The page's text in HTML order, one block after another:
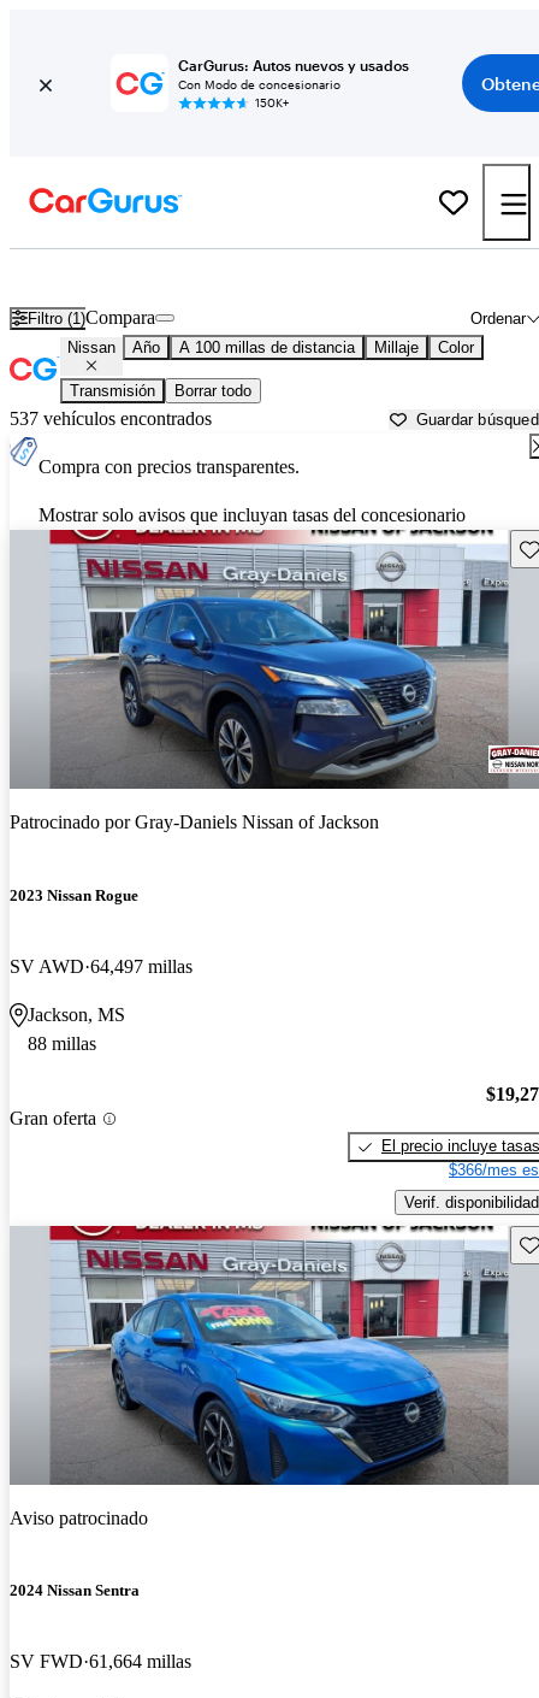
CarGurus: Autos nuevos y usados
Con Modo de concesionario
150K+
Filtro (1) Ordenar
Compara
Nissan Año A 100 millas de distancia Millaje Color
Transmisión Borrar todo
537 vehículos encontrados Guardar
Compra con precios transparentes.
Mostrar solo avisos que incluyan tasas del concesionario
Patrocinado porGray-Daniels Nissan of Jackson
2023 Nissan Rogue
SV AWD 64,497 millas
Jackson, MS
88 millas
Gran oferta
El precio incluye tasas
$366/mes
Verif. disponibilidad
Aviso patrocinado
2024 Nissan Sentra
SV FWD 61,664 millas